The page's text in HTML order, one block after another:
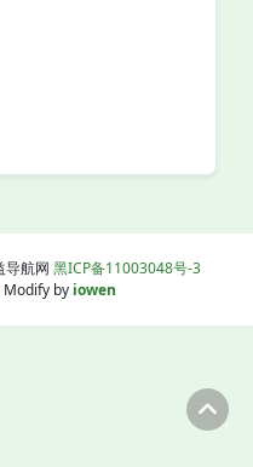
航网 黑ICP备11003048号-3
by iowen